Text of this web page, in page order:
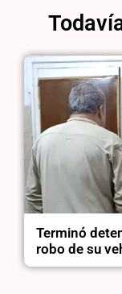
Terminó
robo de su